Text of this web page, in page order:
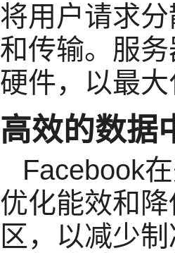
将用户请求
和传输。服
硬件，以最
高效的数据
Facebook
优化能效和
区，以减少